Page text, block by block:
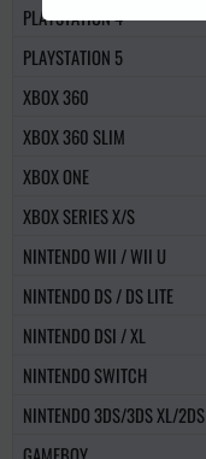
PLAYSTATION 4
PLAYSTATION 5
XBOX 360
XBOX 360 SLIM
XBOX ONE
XBOX SERIES X/S
NINTENDO WII / WII U
NINTENDO DS / DS LITE
NINTENDO DSI / XL
NINTENDO SWITCH
NINTENDO 3DS/3DS XL/2DS